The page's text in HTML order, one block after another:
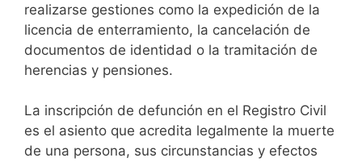
realizarse gestiones como la expedición de la
licencia de enterramiento, la cancelación de
documentos de identidad o la tramitación de
herencias y pensiones.
La inscripción de defunción en el Registro Civil
es el asiento que acredita legalmente la muerte
de una persona, sus circunstancias y efectos